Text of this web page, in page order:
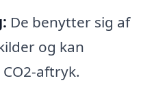
De benytter sig af
og kan
aftryk.